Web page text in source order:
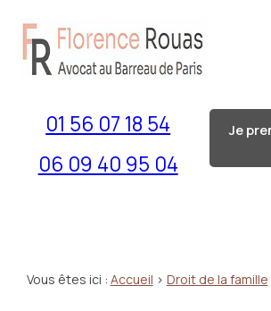
01 56 07 18 54
06 09 40 95 04
Je
Vous êtes ici : Accueil > Droit de la famille